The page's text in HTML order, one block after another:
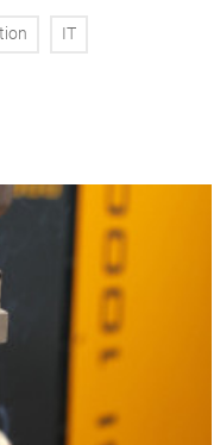
IT